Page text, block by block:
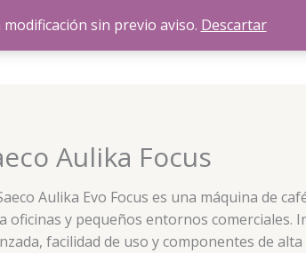
sin previo aviso. Descartar
Aulika Focus
Aulika Evo Focus es una máquina de
oficinas y pequeños entornos comerciales.
facilidad de uso y componentes de